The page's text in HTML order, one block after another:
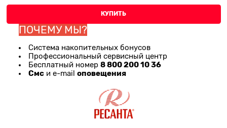
КУПИТЬ
ПОЧЕМУ МЫ?
Система накопительных бонусов
Профессиональный сервисный центр
Бесплатный номер 8 800 200 10 36
Смс и e-mail оповещения